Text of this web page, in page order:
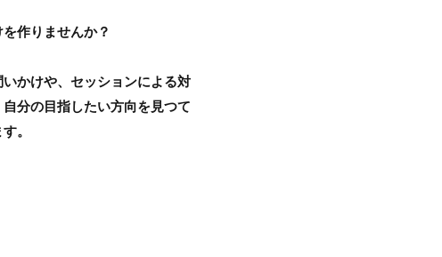
を作りませんか？
かけや、セッションによる対
分の目指したい方向を見つて
。